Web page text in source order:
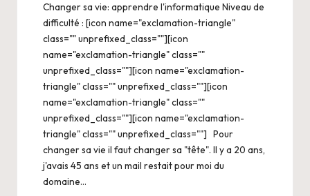
Changer sa vie: apprendre l'informatique Niveau de
difficulté : [icon name="exclamation-triangle"
class="" unprefixed_class=""][icon
name="exclamation-triangle" class=""
unprefixed_class=""][icon name="exclamation-
triangle" class="" unprefixed_class=""][icon
name="exclamation-triangle" class=""
unprefixed_class=""][icon name="exclamation-
triangle" class="" unprefixed_class=""] Pour
changer sa vie il faut changer sa "tête". Il y a 20 ans,
j'avais 45 ans et un mail restait pour moi du
domaine…